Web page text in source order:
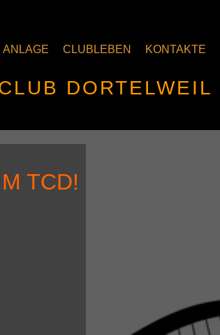
ANLAGE CLUBLEBEN KONTAKTE
DORTELWEIL
TCD!